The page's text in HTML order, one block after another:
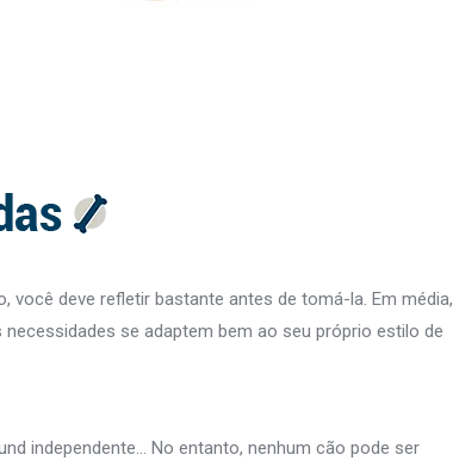
deve refletir bastante antes de tomá-la. Em média,
se adaptem bem ao seu próprio estilo de
independente… No entanto, nenhum cão pode ser